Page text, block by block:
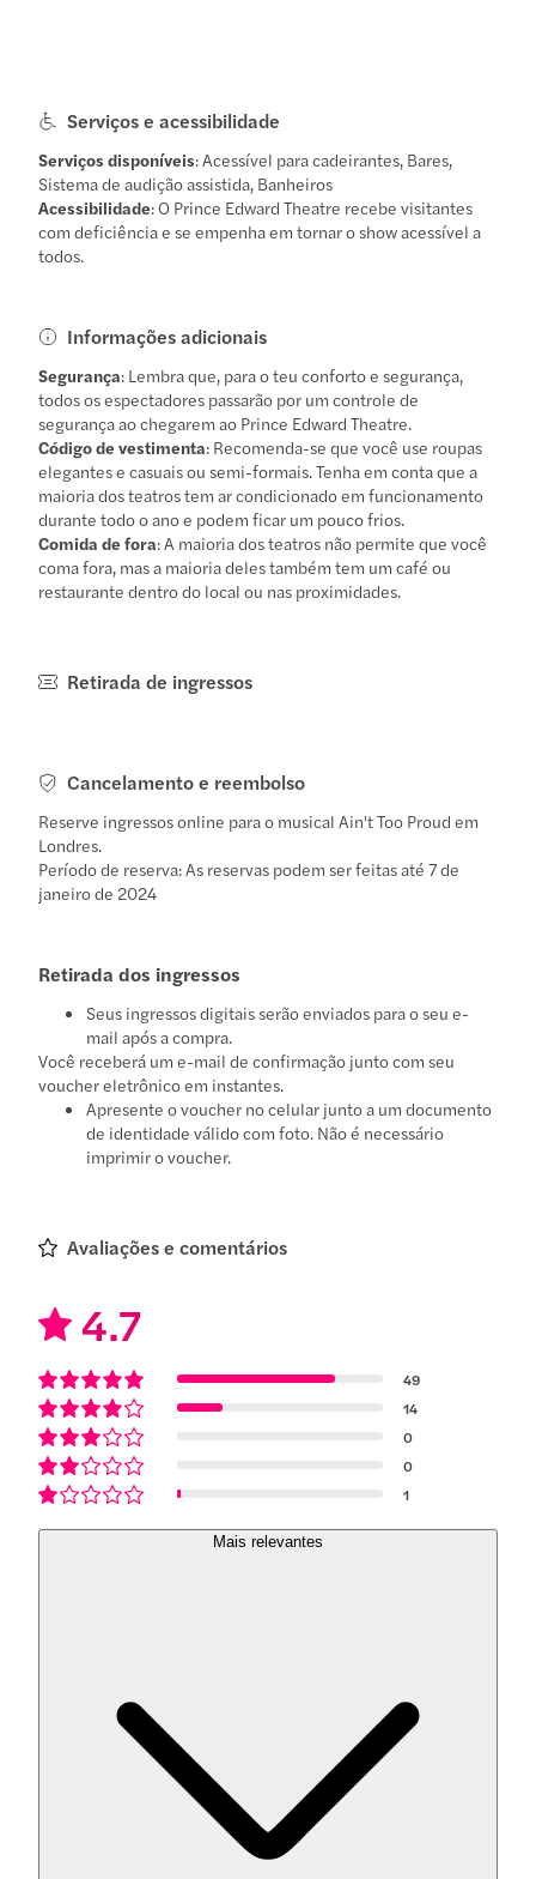
Serviços e acessibilidade
Serviços disponíveis: Acessível para cadeirantes, Bares,
Sistema de audição assistida, Banheiros
Acessibilidade: O Prince Edward Theatre recebe visitantes
com deficiência e se empenha em tornar o show acessível a
todos.
Informações adicionais
Segurança: Lembra que, para o teu conforto e segurança,
todos os espectadores passarão por um controle de
segurança ao chegarem ao Prince Edward Theatre.
Código de vestimenta: Recomenda-se que você use roupas
elegantes e casuais ou semi-formais. Tenha em conta que a
maioria dos teatros tem ar condicionado em funcionamento
durante todo o ano e podem ficar um pouco frios.
Comida de fora: A maioria dos teatros não permite que você
coma fora, mas a maioria deles também tem um café ou
restaurante dentro do local ou nas proximidades.
Retirada de ingressos
Cancelamento e reembolso
Reserve ingressos online para o musical Ain't Too Proud em
Londres.
Período de reserva: As reservas podem ser feitas até 7 de
janeiro de 2024
Retirada dos ingressos
Seus ingressos digitais serão enviados para o seu e-
mail após a compra.
Você receberá um e-mail de confirmação junto com seu
voucher eletrônico em instantes.
Apresente o voucher no celular junto a um documento
de identidade válido com foto. Não é necessário
imprimir o voucher.
Avaliações e comentários
4.7
49
14
0
0
1
Mais relevantes